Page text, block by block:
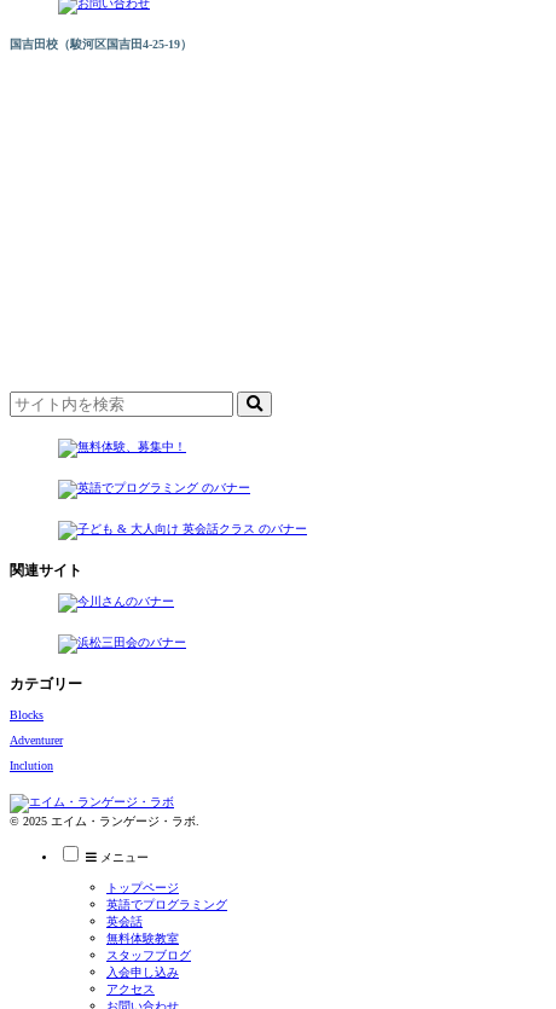
国吉田校（駿河区国吉田4-25-19）
関連サイト
カテゴリー
Blocks
Adventurer
Inclution
© 2025 エイム・ランゲージ・ラボ.
メニュー
トップページ
英語でプログラミング
英会話
無料体験教室
スタッフブログ
入会申し込み
アクセス
お問い合わせ